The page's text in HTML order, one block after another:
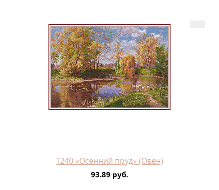
1240 «Осенний пруд» (Овен)
93.89 руб.